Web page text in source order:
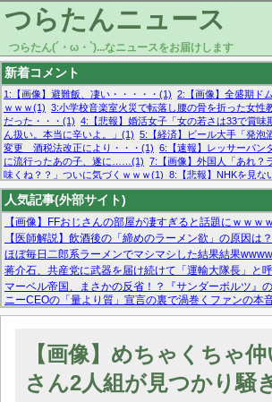
つらたんニュース
つらたん(´・ω・`)...なニュースをお届けします
新着コメント
1:【画像】避難飯、凄い・・・・・(1) 2:【画像】全盛期ド
ｗｗｗ(1) 3:小学校音楽室火災で転落し腰の骨を折った女性
だった・・・(1) 4:【悲報】婚活女子「女の若さは33で賞味
ん扱い。本当に辛いよ。」(1) 5:【経済】ビール大手「発泡
変更 酒税法改正により・・・(1) 6:【速報】レッサーパン
に流行ったあの子、遂に……(1) 7:【画像】外国人「あれ？
味くね？？」ついに気づくｗｗｗ(1) 8:【悲報】NHKを見な
る・・・(1) 9:欧州委員長「原発縮小は間違いでした」(1)
足、限界突破 52%「正社員も足りてません…」(1)
人気記事(外部サイト)
【画像】FFおじさんの部屋が凄すぎると話題にｗｗｗ
【医師解説】飲酒後の「締めのラーメン欲」の原因は
ほぼ毎日二郎系ラーメンでマシマシした結果結果
蒋介石、共産党に武器を届け続けて「運輸大隊長」と
マーベル帝国、まさかの反省！？『サンダーボルツ』
ニーCEOの「量より質」宣言の裏で渦巻くファンの本
察！
【画像あり】FacebookとかTwitterで拾ったエロ画像貼
【画像】めちゃくちゃ
さん2人組が見つかり騒